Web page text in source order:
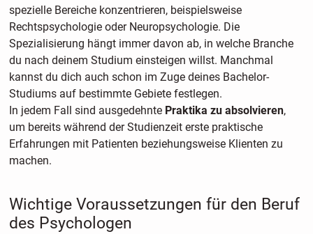
spezielle Bereiche konzentrieren, beispielsweise
Rechtspsychologie oder Neuropsychologie. Die
Spezialisierung hängt immer davon ab, in welche Branche
du nach deinem Studium einsteigen willst. Manchmal
kannst du dich auch schon im Zuge deines Bachelor-
Studiums auf bestimmte Gebiete festlegen.
In jedem Fall sind ausgedehnte Praktika zu absolvieren,
um bereits während der Studienzeit erste praktische
Erfahrungen mit Patienten beziehungsweise Klienten zu
machen.
Wichtige Voraussetzungen für den Beruf
des Psychologen